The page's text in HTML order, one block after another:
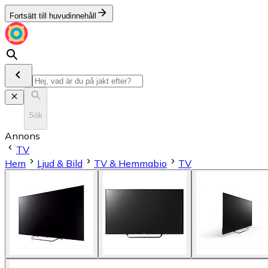
Fortsätt till huvudinnehåll
Sök
Annons
TV
Hem
Ljud & Bild TV & Hemmabio TV